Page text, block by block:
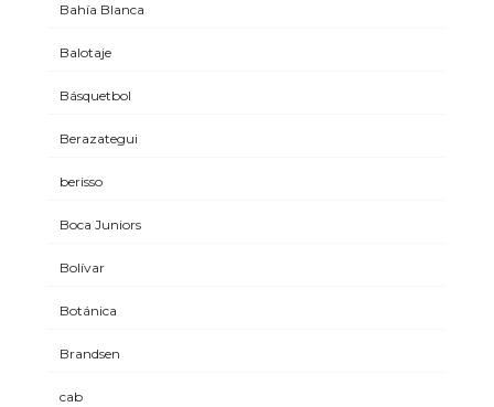
Bahía Blanca
Balotaje
Básquetbol
Berazategui
berisso
Boca Juniors
Bolívar
Botánica
Brandsen
cab